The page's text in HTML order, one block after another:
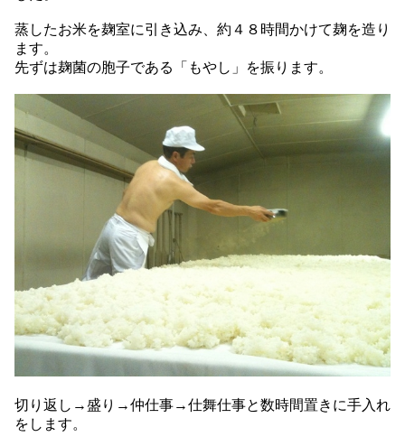
蒸したお米を麹室に引き込み、約４８時間かけて麹を造り
ます。
先ずは麹菌の胞子である「もやし」を振ります。
切り返し→盛り→仲仕事→仕舞仕事と数時間置きに手入れ
をします。